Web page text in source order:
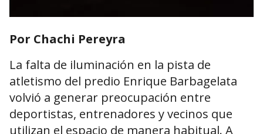
Por Chachi Pereyra
La falta de iluminación en la pista de
atletismo del predio Enrique Barbagelata
volvió a generar preocupación entre
deportistas, entrenadores y vecinos que
utilizan el espacio de manera habitual. A